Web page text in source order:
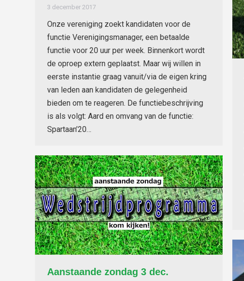
3 december 2017
Onze vereniging zoekt kandidaten voor de
functie Verenigingsmanager, een betaalde
functie voor 20 uur per week. Binnenkort wordt
de oproep extern geplaatst. Maar wij willen in
eerste instantie graag vanuit/via de eigen kring
van leden aan kandidaten de gelegenheid
bieden om te reageren. De functiebeschrijving
is als volgt: Aard en omvang van de functie:
Spartaan’20…
Aanstaande zondag 3 dec.